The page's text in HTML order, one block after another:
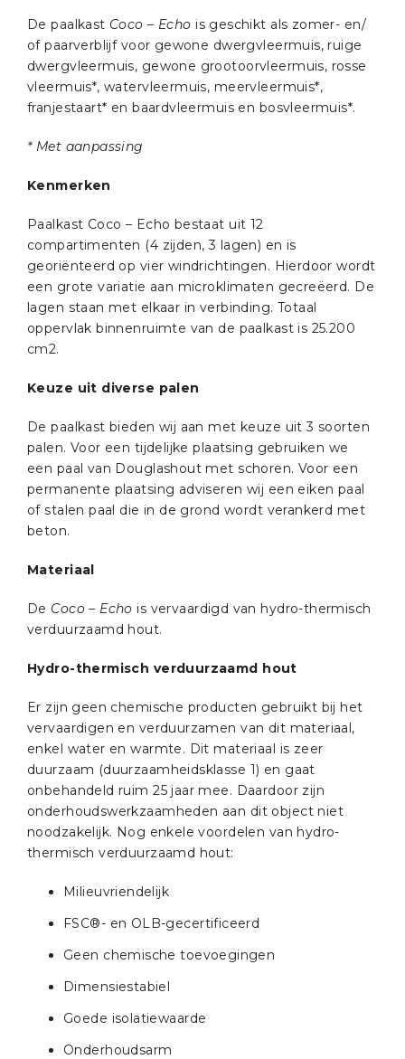
De paalkast Coco – Echo is geschikt als zomer- en/
of paarverblijf voor gewone dwergvleermuis, ruige
dwergvleermuis, gewone grootoorvleermuis, rosse
vleermuis*, watervleermuis, meervleermuis*,
franjestaart* en baardvleermuis en bosvleermuis*.
* Met aanpassing
Kenmerken
Paalkast Coco – Echo bestaat uit 12
compartimenten (4 zijden, 3 lagen) en is
georiënteerd op vier windrichtingen. Hierdoor wordt
een grote variatie aan microklimaten gecreëerd. De
lagen staan met elkaar in verbinding. Totaal
oppervlak binnenruimte van de paalkast is 25.200
cm2.
Keuze uit diverse palen
De paalkast bieden wij aan met keuze uit 3 soorten
palen. Voor een tijdelijke plaatsing gebruiken we
een paal van Douglashout met schoren. Voor een
permanente plaatsing adviseren wij een eiken paal
of stalen paal die in de grond wordt verankerd met
beton.
Materiaal
De Coco – Echo is vervaardigd van hydro-thermisch
verduurzaamd hout.
Hydro-thermisch verduurzaamd hout
Er zijn geen chemische producten gebruikt bij het
vervaardigen en verduurzamen van dit materiaal,
enkel water en warmte. Dit materiaal is zeer
duurzaam (duurzaamheidsklasse 1) en gaat
onbehandeld ruim 25 jaar mee. Daardoor zijn
onderhoudswerkzaamheden aan dit object niet
noodzakelijk. Nog enkele voordelen van hydro-
thermisch verduurzaamd hout:
Milieuvriendelijk
FSC®- en OLB-gecertificeerd
Geen chemische toevoegingen
Dimensiestabiel
Goede isolatiewaarde
Onderhoudsarm